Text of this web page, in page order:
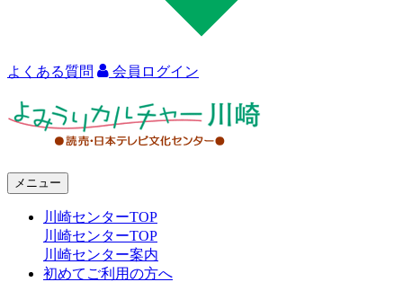
よくある質問 会員ログイン
メニュー
川崎センターTOP
川崎センターTOP
川崎センター案内
初めてご利用の方へ